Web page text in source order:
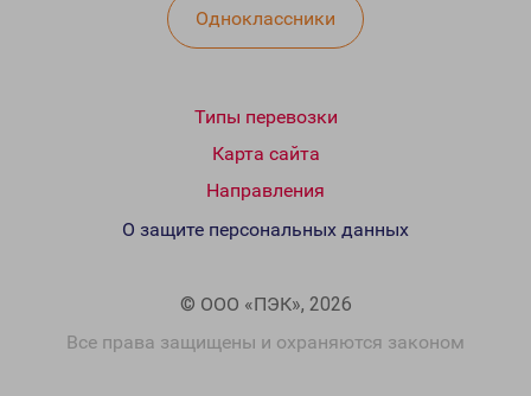
Одноклассники
Типы перевозки
Карта сайта
Направления
© ООО «ПЭК», 2026
Все права защищены и охраняются законом
О защите персональных данных